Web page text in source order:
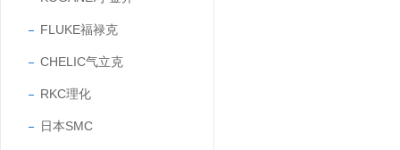
FLUKE福禄克
CHELIC气立克
RKC理化
日本SMC